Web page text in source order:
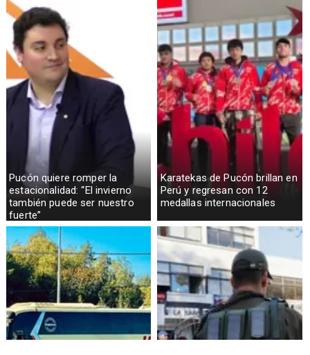
Pucón quiere romper la
estacionalidad: “El invierno
también puede ser nuestro
fuerte”
Karatekas de Pucón brillan en
Perú y regresan con 12
medallas internacionales